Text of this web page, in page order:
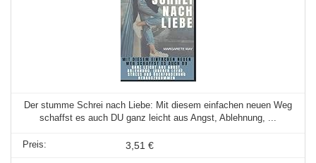
Der stumme Schrei nach Liebe: Mit diesem einfachen neuen Weg
schaffst es auch DU ganz leicht aus Angst, Ablehnung, ...
3,51 €